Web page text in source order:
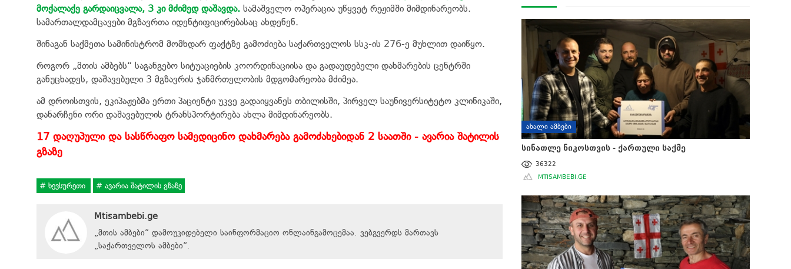
მოქალაქე გარდაიცვალა, 3 კი მძიმედ დაშავდა. სამაშველო ოპერაცია უწყვეტ რეჟიმში მიმდინარეობს.
სამართალდამცავები მგზავრთა იდენტიფიცირებასაც ახდენენ.
შინაგან საქმეთა სამინისტრომ მომხდარ ფაქტზე გამოძიება საქართველოს სსკ-ის 276-ე მუხლით დაიწყო.
როგორ „მთის ამბებს“ საგანგებო სიტუაციების კოორდინაციისა და გადაუდებელი დახმარების ცენტრში
განუცხადეს, დაშავებული 3 მგზავრის ჯანმრთელობის მდგომარეობა მძიმეა.
ამ დროისთვის, ეკიპაჟებმა ერთი პაციენტი უკვე გადაიყვანეს თბილისში, პირველ საუნივერსიტეტო კლინიკაში,
დანარჩენი ორი დაშავებულის ტრანსპორტირება ახლა მიმდინარეობს.
17 დაღუპული და სასწრაფო სამედიცინო დახმარება გამოძახებიდან 2 საათში - ავარია შატილის
გზაზე
ხევსურეთი ავარია შატილის გზაზე
Mtisambebi.ge
„მთის ამბები“ დამოუკიდებელი საინფორმაციო ონლაინგამოცემაა. ვებგვერდს მართავს
„საქართველოს ამბები“.
ᲐᲮᲐᲚᲘ ᲐᲛᲑᲔᲑᲘ
სინათლე ნიკოსთვის - ქართული საქმე
36322
MTISAMBEBI.GE